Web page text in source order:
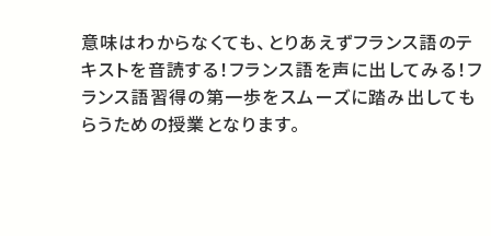
意味はわからなくても、とりあえずフランス語のテ
キストを音読する！フランス語を声に出してみる！フ
ランス語習得の第一歩をスムーズに踏み出しても
らうための授業となります。